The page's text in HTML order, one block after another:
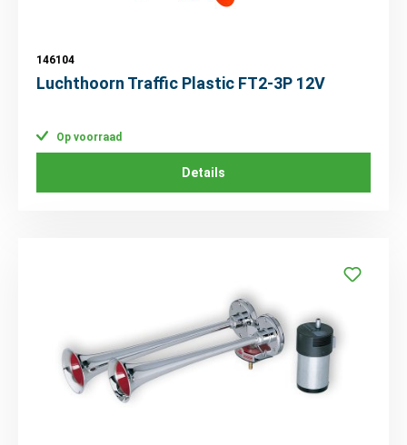
146104
Luchthoorn Traffic Plastic FT2-3P 12V
Op voorraad
Details